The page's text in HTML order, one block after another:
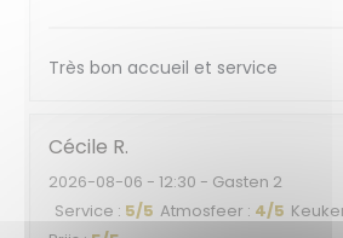
Très bon accueil et service
Cécile R
2026-08-06 - 12:30 - Gasten 2
Service : 5/5 Atmosfeer : 4/5